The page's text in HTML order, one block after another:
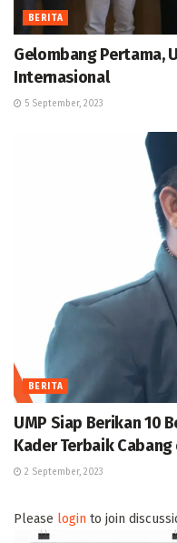
BERITA
Gelombang Pertama,
Internasional
5 September, 2023
BERITA
UMP Siap Berikan 10
Kader Terbaik
2 September, 2023
Please login to join